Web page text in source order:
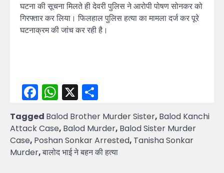
घटना की सूचना मिलते ही देवरी पुलिस ने आरोपी पोषण सोनकर को
गिरफ्तार कर लिया। फिलहाल पुलिस हत्या का मामला दर्ज कर पूरे
घटनाक्रम की जांच कर रही है।
Facebook
WhatsApp
X
Tagged Balod Brother Murder Sister, Balod Kanchi
Attack Case, Balod Murder, Balod Sister Murder
Case, Poshan Sonkar Arrested, Tanisha Sonkar
Murder,बालोद भाई ने बहन की हत्या